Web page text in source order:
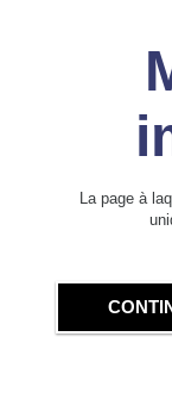
La page à